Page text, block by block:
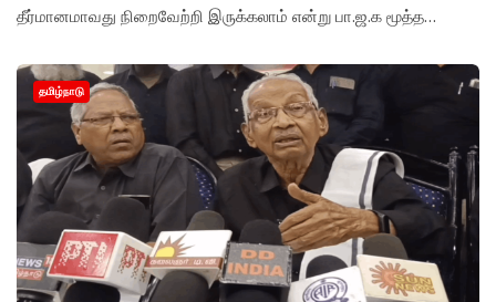
தீர்மானமாவது நிறைவேற்றி இருக்கலாம் என்று பா.ஜ.க மூத்த
ஆதங்கத்துடன் தெரிவித்துள்ளார்.
தமிழ்நாடு